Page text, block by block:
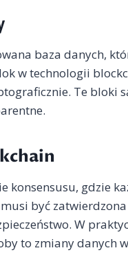
baza danych,
w technologii
Te bloki
konsensusu, gdzie
być
W
to zmiany danych